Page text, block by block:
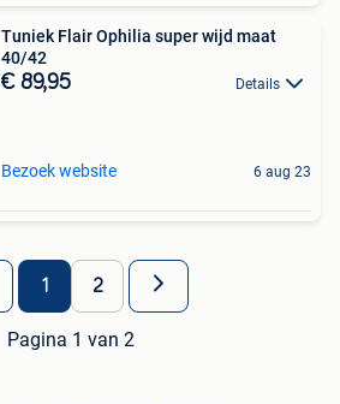
Tuniek Flair Ophilia super wijd maat
40/42
€ 89,95 Details
Bezoek website 6 aug 23
1 2
Pagina 1 van 2